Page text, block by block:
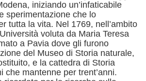
iniziando un’infaticabile
sperimentazione che lo
tutta la vita. Nel 1769, nell’ambito
voluta da Maria Teresa
a Pavia dove gli furono
del Museo di Storia naturale,
e la cattedra di Storia
che mantenne per trent’anni.